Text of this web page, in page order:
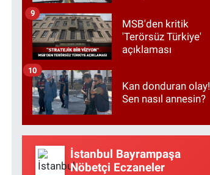
MSB'den kritik
'Terörsüz Türkiye'
açıklaması
9
Kan donduran olay!
Sen nasıl annesin?
10
İstanbul Bayrampaşa
Nöbetçi Eczaneler